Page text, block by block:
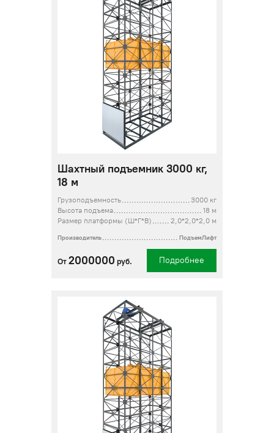
Шахтный подъемник 3000 кг,
18 м
Грузоподъемность
3000 кг
Высота подъема
18 м
Размер платформы (Ш*Г*В)
2,0*2,0*2,0 м
Производитель ПодъемЛифт
От 2000000 руб. Подробнее